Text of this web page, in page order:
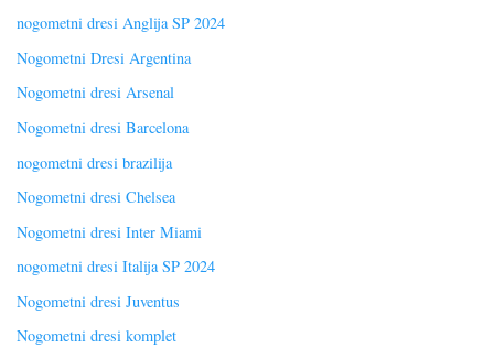
nogometni dresi Anglija SP 2024
Nogometni Dresi Argentina
Nogometni dresi Arsenal
Nogometni dresi Barcelona
nogometni dresi brazilija
Nogometni dresi Chelsea
Nogometni dresi Inter Miami
nogometni dresi Italija SP 2024
Nogometni dresi Juventus
Nogometni dresi komplet